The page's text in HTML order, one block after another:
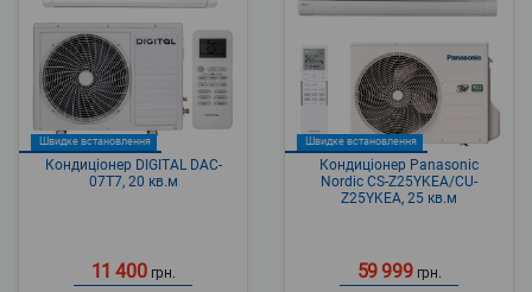
Швидке встановлення
Кондиціонер DIGITAL DAC-
07T7, 20 кв.м
11 400 грн.
Швидке встановлення
Кондиціонер Panasonic
Nordic CS-Z25YKEA/CU-
Z25YKEA, 25 кв.м
59 999 грн.